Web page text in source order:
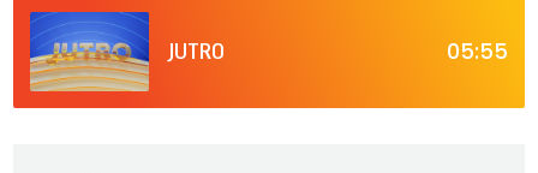
JUTRO 05:55